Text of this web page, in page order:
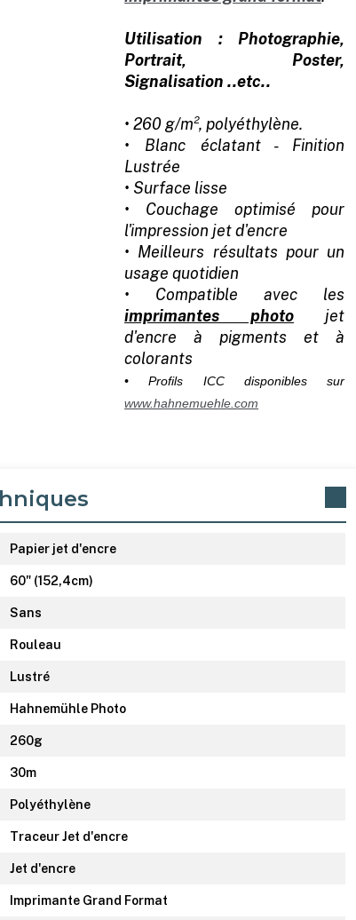
Utilisation : Photographie,
Portrait, Poster,
Signalisation ..etc..
• 260 g/m², polyéthylène.
• Blanc éclatant - Finition
Lustrée
• Surface lisse
• Couchage optimisé pour
l'impression jet d'encre
• Meilleurs résultats pour un
usage quotidien
• Compatible avec les
imprimantes photo jet
d'encre à pigments et à
colorants
• Profils ICC disponibles sur
www.hahnemuehle.com
Papier jet d'encre
60" (152,4cm)
Sans
Rouleau
Lustré
Hahnemühle Photo
260g
30m
Polyéthylène
Traceur Jet d'encre
Jet d'encre
Imprimante Grand Format